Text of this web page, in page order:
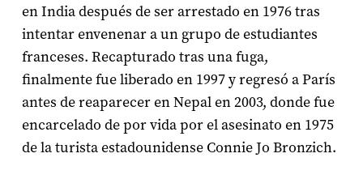
en India después de ser arrestado en 1976 tras
intentar envenenar a un grupo de estudiantes
franceses. Recapturado tras una fuga,
finalmente fue liberado en 1997 y regresó a París
antes de reaparecer en Nepal en 2003, donde fue
encarcelado de por vida por el asesinato en 1975
de la turista estadounidense Connie Jo Bronzich.